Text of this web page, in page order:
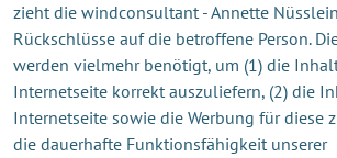
zieht die windconsultant - Annette
Rückschlüsse auf die betroffene Person.
werden vielmehr benötigt, um (1) die
Internetseite korrekt auszuliefern, (2) die
Internetseite sowie die Werbung für diese
die dauerhafte Funktionsfähigkeit unserer